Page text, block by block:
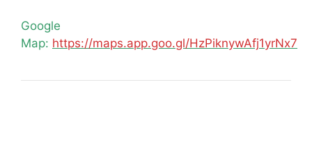
Google
Map: https://maps.app.goo.gl/HzPiknywAfj1yrNx7